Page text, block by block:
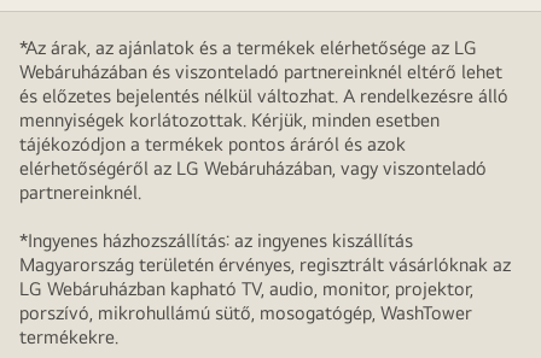
*Az árak, az ajánlatok és a termékek elérhetősége az LG
Webáruházában és viszonteladó partnereinknél eltérő lehet
és előzetes bejelentés nélkül változhat. A rendelkezésre álló
mennyiségek korlátozottak. Kérjük, minden esetben
tájékozódjon a termékek pontos áráról és azok
elérhetőségéről az LG Webáruházában, vagy viszonteladó
partnereinknél.
*Ingyenes házhozszállítás: az ingyenes kiszállítás
Magyarország területén érvényes, regisztrált vásárlóknak az
LG Webáruházban kapható TV, audio, monitor, projektor,
porszívó, mikrohullámú sütő, mosogatógép, WashTower
termékekre.